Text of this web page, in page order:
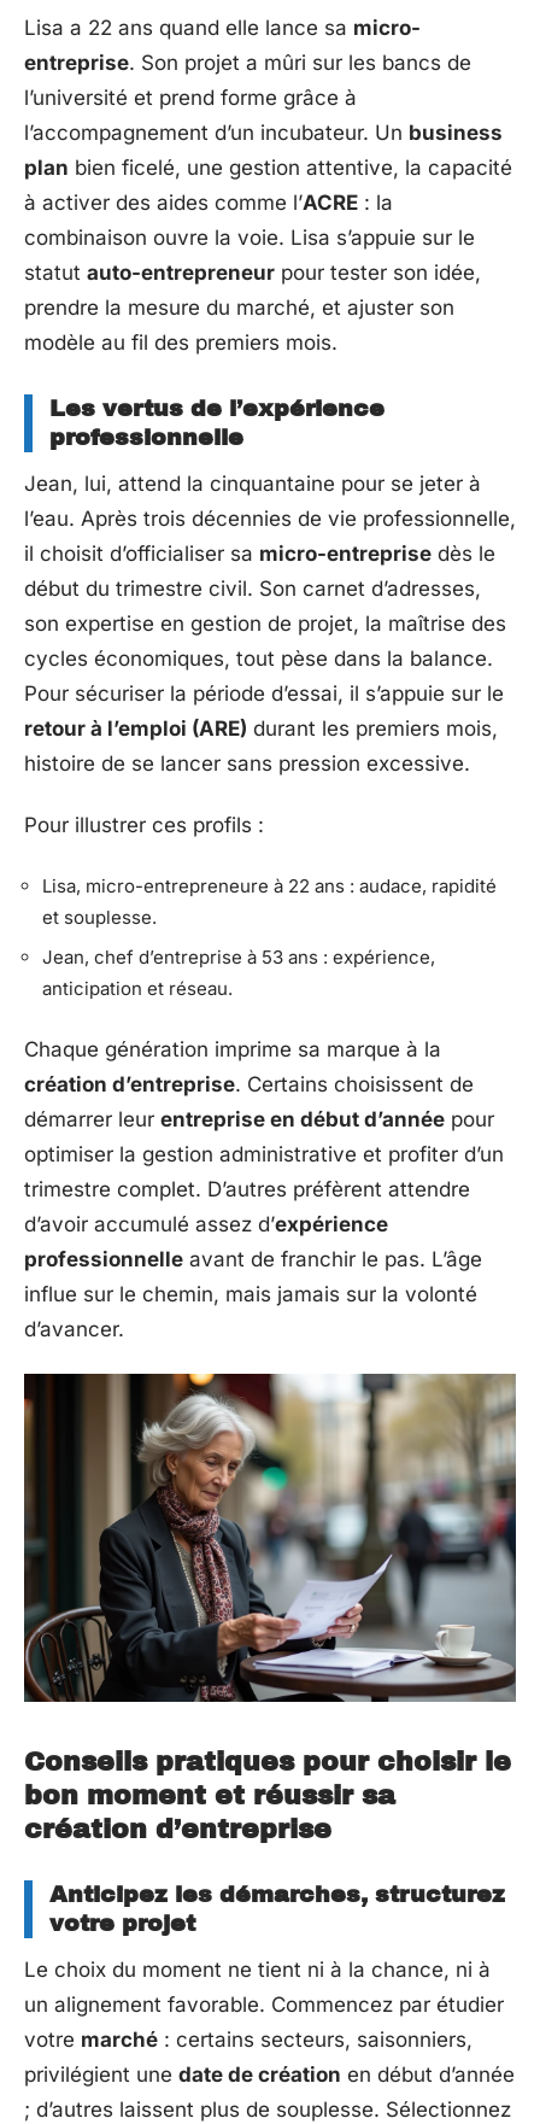
Lisa a 22 ans quand elle lance sa micro-
entreprise. Son projet a mûri sur les bancs de
l’université et prend forme grâce à
l’accompagnement d’un incubateur. Un business
plan bien ficelé, une gestion attentive, la capacité
à activer des aides comme l’ACRE : la
combinaison ouvre la voie. Lisa s’appuie sur le
statut auto-entrepreneur pour tester son idée,
prendre la mesure du marché, et ajuster son
modèle au fil des premiers mois.
Les vertus de l’expérience
professionnelle
Jean, lui, attend la cinquantaine pour se jeter à
l’eau. Après trois décennies de vie professionnelle,
il choisit d’officialiser sa micro-entreprise dès le
début du trimestre civil. Son carnet d’adresses,
son expertise en gestion de projet, la maîtrise des
cycles économiques, tout pèse dans la balance.
Pour sécuriser la période d’essai, il s’appuie sur le
retour à l’emploi (ARE) durant les premiers mois,
histoire de se lancer sans pression excessive.
Pour illustrer ces profils :
Lisa, micro-entrepreneure à 22 ans : audace, rapidité
et souplesse.
Jean, chef d’entreprise à 53 ans : expérience,
anticipation et réseau.
Chaque génération imprime sa marque à la
création d’entreprise. Certains choisissent de
démarrer leur entreprise en début d’année pour
optimiser la gestion administrative et profiter d’un
trimestre complet. D’autres préfèrent attendre
d’avoir accumulé assez d’expérience
professionnelle avant de franchir le pas. L’âge
influe sur le chemin, mais jamais sur la volonté
d’avancer.
Conseils pratiques pour choisir le
bon moment et réussir sa
création d’entreprise
Anticipez les démarches, structurez
votre projet
Le choix du moment ne tient ni à la chance, ni à
un alignement favorable. Commencez par étudier
votre marché : certains secteurs, saisonniers,
privilégient une date de création en début d’année
; d’autres laissent plus de souplesse. Sélectionnez